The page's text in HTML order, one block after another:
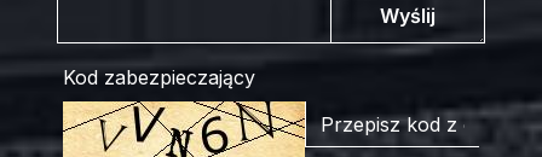
Wyślij
Kod zabezpieczający